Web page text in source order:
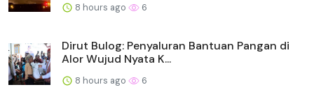
8 hours ago 6
Dirut Bulog: Penyaluran Bantuan Pangan di
Alor Wujud Nyata K...
8 hours ago 6